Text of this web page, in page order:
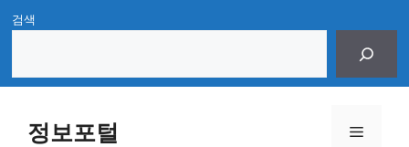
Skip
content
검색
정보포털 Menu